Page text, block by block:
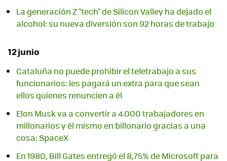
La generación Z "tech" de Silicon Valley ha dejado el
alcohol: su nueva diversión son 92 horas de trabajo
12 junio
Cataluña no puede prohibir el teletrabajo a sus
funcionarios: les pagará un extra para que sean
ellos quienes renuncien a él
Elon Musk va a convertir a 4.000 trabajadores en
millonarios y él mismo en billonario gracias a una
cosa: SpaceX
En 1980, Bill Gates entregó el 8,75% de Microsoft para